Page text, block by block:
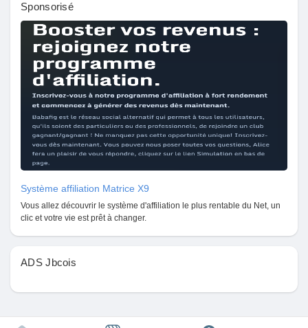
Mes Offres
Emplois
Mes emplois
Cours
Mes cours
Film
Sponsorisé
Système affiliation Matrice X9
Vous allez découvrir le système d'affiliation le plus rentable du Net, un
clic et votre vie est prêt à changer.
ADS Jbcois